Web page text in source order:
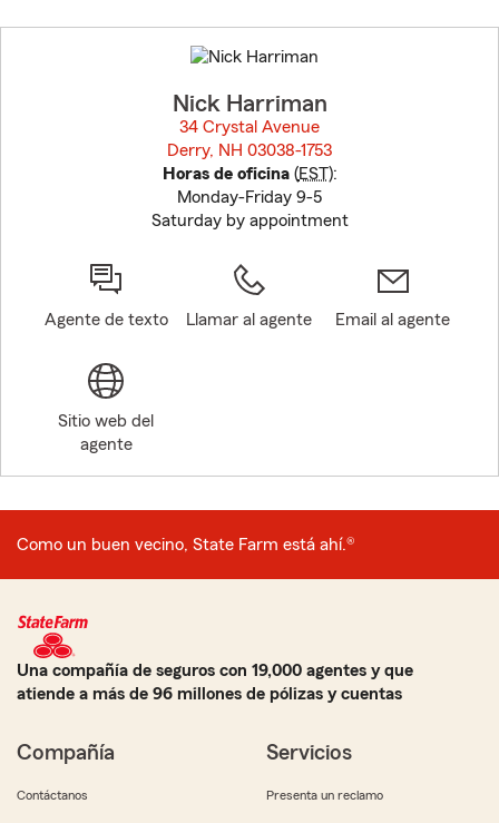
to
before
Nick Harriman
34 Crystal Avenue
Derry, NH 03038-1753
Horas de oficina(EST):
Monday-Friday 9-5
Saturday by appointment
Agente de texto Llamar al agente Email al agente
Sitio web del
agente
Como un buen vecino, State Farm está ahí.®
Una compañía de seguros con 19,000 agentes y que
atiende a más de 96 millones de pólizas y cuentas
Compañía
Contáctanos
Servicios
Presenta un reclamo